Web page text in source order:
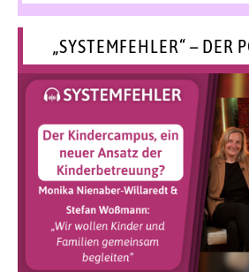
„SYSTEMFEHLER“ – DER